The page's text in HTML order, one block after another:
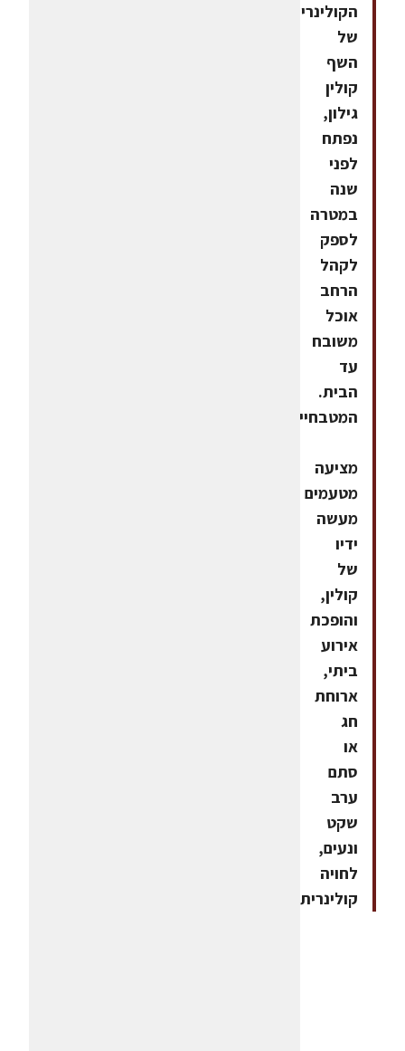
הקולינרי
של
השף
קולין
גילון,
נפתח
לפני
שנה
במטרה
לספק
לקהל
הרחב
אוכל
משובח
עד
הבית.
המטבחייה
מציעה
מטעמים
מעשה
ידיו
של
קולין,
והופכת
אירוע
ביתי,
ארוחת
חג
או
סתם
ערב
שקט
ונעים,
לחויה
קולינרית